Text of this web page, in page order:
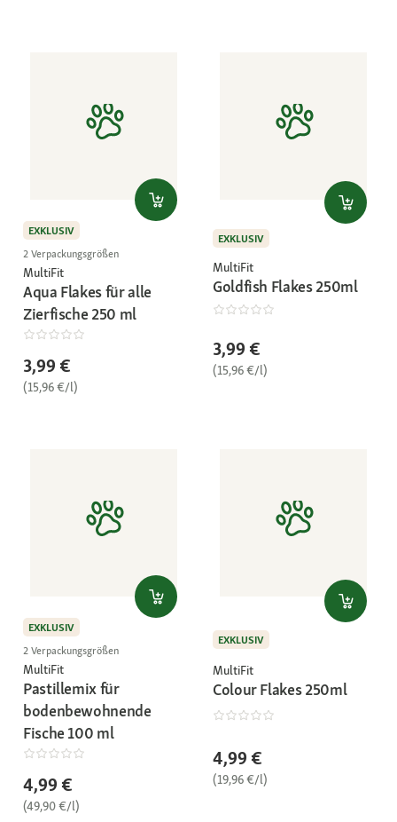
EXKLUSIV
2 Verpackungsgrößen
MultiFit
Aqua Flakes für alle
Zierfische 250 ml
3,99 €
(15,96 €/l)
EXKLUSIV
MultiFit
Goldfish Flakes 250ml
3,99 €
(15,96 €/l)
EXKLUSIV
2 Verpackungsgrößen
MultiFit
Pastillemix für
bodenbewohnende
Fische 100 ml
4,99 €
(49,90 €/l)
EXKLUSIV
MultiFit
Colour Flakes 250ml
4,99 €
(19,96 €/l)